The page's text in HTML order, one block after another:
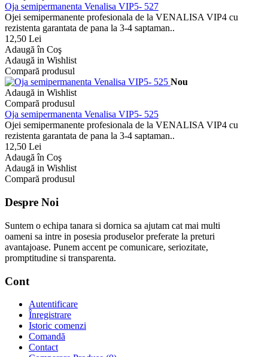
Oja semipermanenta Venalisa VIP5- 527
Ojei semipermanente profesionala de la VENALISA VIP4 cu
rezistenta garantata de pana la 3-4 saptaman..
12,50 Lei
Adaugă în Coş
Adaugă in Wishlist
Compară produsul
Nou
Adaugă in Wishlist
Compară produsul
Oja semipermanenta Venalisa VIP5- 525
Ojei semipermanente profesionala de la VENALISA VIP4 cu
rezistenta garantata de pana la 3-4 saptaman..
12,50 Lei
Adaugă în Coş
Adaugă in Wishlist
Compară produsul
Despre Noi
Suntem o echipa tanara si dornica sa ajutam cat mai multi
oameni sa intre in posesia produselor preferate la preturi
avantajoase. Punem accent pe comunicare, seriozitate,
promptitudine si transparenta.
Cont
Autentificare
Înregistrare
Istoric comenzi
Comandă
Contact